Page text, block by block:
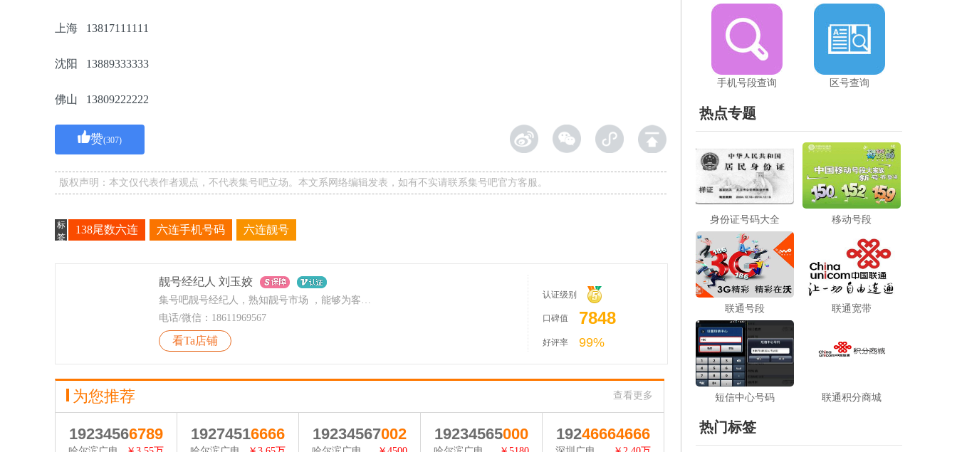
上海 13817111111
沈阳 13889333333
佛山 13809222222
赞(307)
版权声明：本文仅代表作者观点，不代表集号吧立场。本文系网络编辑发表，如有不实请联系集号吧官方客服。
标
签
138尾数六连 六连手机号码 六连靓号
靓号经纪人 刘玉姣
电话/微信：18611969567
看Ta店铺
认证级别
口碑值 7848
好评率 99%
为您推荐 查看更多
19234566789 19274516666 19234567002 19234565000 19246664666
手机号段查询 区号查询
热点专题
身份证号码大全 移动号段
联通号段 联通宽带
短信中心号码 联通积分商城
热门标签